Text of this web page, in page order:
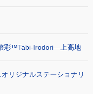
彩™Tabi-Irodori―上高地
リジナルステーショナリ